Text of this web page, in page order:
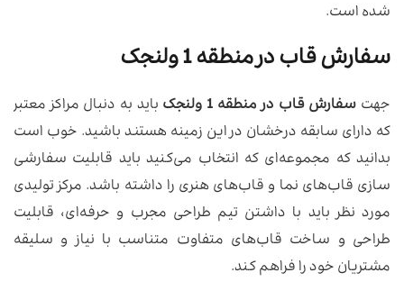
شده است.
سفارش قاب در منطقه 1 ولنجک
جهت سفارش قاب در منطقه 1 ولنجک
باید به دنبال مراکز معتبر
که دارای سابقه درخشان در این زمینه هستند باشید. خوب است
بدانید که مجموعه‌ای که انتخاب می‌کنید باید قابلیت سفارشی
سازی قاب‌های نما و قاب‌های هنری را داشته باشد. مرکز تولیدی
مورد نظر باید با داشتن تیم طراحی مجرب و حرفه‌ای، قابلیت
طراحی و ساخت قاب‌های متفاوت متناسب با نیاز و سلیقه
مشتریان خود را فراهم کند.